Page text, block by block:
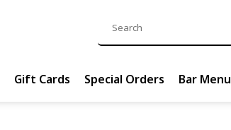
Gift Cards Special Orders Bar Menu